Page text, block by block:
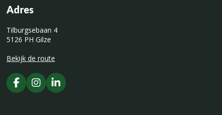
Adres
Tilburgsebaan 4
5126 PH Gilze
Bekijk de route